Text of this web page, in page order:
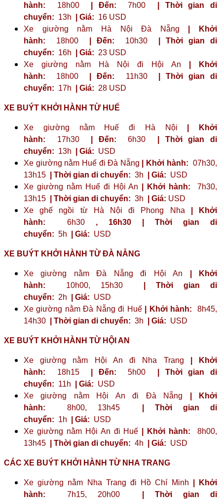
hành: 18h00 | Đến: 7h00
| Thời gian di
chuyển: 13h | Giá: 16 USD
Xe giường nằm Hà Nội Đà Nẵng
| Khởi
hành: 18h00 | Đến: 10h30
| Thời gian di
chuyển: 16h | Giá: 23 ​​USD
Xe giường nằm Hà Nội đi Hội An
| Khởi
hành: 18h00 | Đến: 11h30
| Thời gian di
chuyển: 17h | Giá: 28 USD
XE BUÝT KHỞI HÀNH TỪ HUẾ
Xe giường nằm Huế đi Hà Nội
| Khởi
hành: 17h30 | Đến: 6h30
| Thời gian di
chuyển: 13h | Giá: USD
Xe giường nằm Huế đi Đà Nẵng
| Khởi hành: 07h30,
13h15
| Thời gian di chuyển: 3h | Giá: USD
Xe giường nằm Huế đi Hội An
| Khởi hành: 7h30,
13h15
| Thời gian di chuyển: 3h | Giá: USD
Xe ghế ngồi từ Hà Nội đi Phong Nha
| Khởi
hành: 6h30 , 16h30
| Thời gian di
chuyển: 5h | Giá: USD
XE BUÝT KHỞI HÀNH TỪ ĐÀ NẴNG
Xe giường nằm Đà Nẵng đi Hội An
| Khởi
hành: 10h00, 15h30
| Thời gian di
chuyển: 2h | Giá: USD
Xe giường nằm Đà Nẵng đi Huế
| Khởi hành: 8h45,
14h30
| Thời gian di chuyển: 3h | Giá: USD
XE BUÝT KHỞI HÀNH TỪ HỘI AN
Xe giường nằm Hội An đi Nha Trang
| Khởi
hành: 18h15 | Đến: 5h00
| Thời gian di
chuyển: 11h | Giá: USD
Xe giường nằm Hội An đi Đà Nẵng
| Khởi
hành: 8h00, 13h45
| Thời gian di
chuyển: 1h | Giá: USD
Xe giường nằm Hội An đi Huế
| Khởi hành: 8h00,
13h45
| Thời gian di chuyển: 4h | Giá: USD
CÁC XE BUÝT KHỞI HÀNH TỪ NHA TRANG
Xe giường nằm Nha Trang đi Hồ Chí Minh
| Khởi
hành: 7h15, 20h00
| Thời gian di